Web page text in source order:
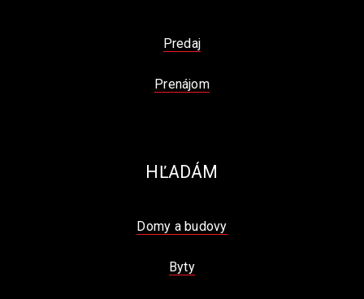
Predaj
Prenájom
HĽADÁM
Domy a budovy
Byty